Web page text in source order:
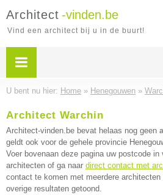
Architect -vinden.be
Vind een architect bij u in de buurt!
U bent nu hier: Home » Henegouwen »
Architect Warchin
Architect-vinden.be bevat helaas nog geen
geldt ook voor de gehele provincie
Voer bovenaan deze pagina uw postcode
architecten of ga naar direct contact met
contact te komen met meerdere
overige resultaten getoond.